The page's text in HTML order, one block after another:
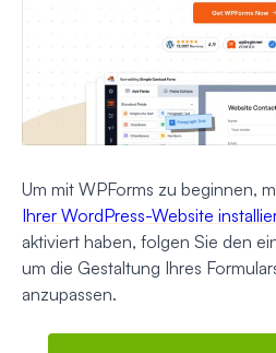
Um mit WPForms zu beginnen,
Ihrer WordPress-Website
aktiviert haben, folgen Sie den
um die Gestaltung Ihres
anzupassen.